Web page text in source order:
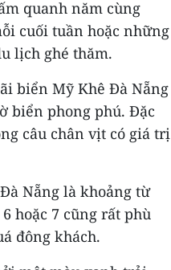
quanh năm cùng
cuối tuần hoặc những
lịch ghé thăm.
biển Mỹ Khê Đà Nẵng
biển phong phú. Đặc
câu chân vịt có giá trị
Nẵng là khoảng từ
hoặc 7 cũng rất phù
đông khách.